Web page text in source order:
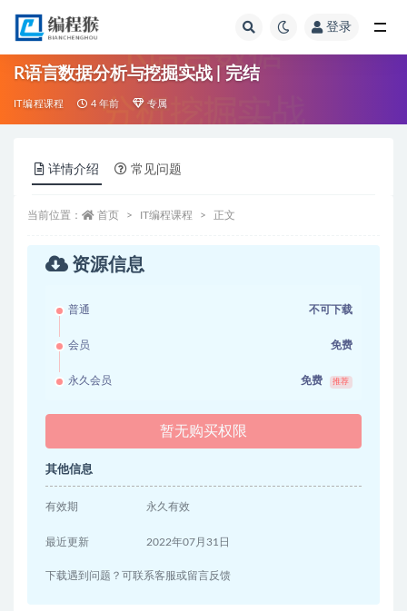
登录
R语言数据分析与挖掘实战 | 完结
IT编程课程 4 年前 专属
详情介绍 常见问题
当前位置： 首页 IT编程课程 正文
资源信息
普通 不可下载
会员 免费
永久会员 免费 推荐
暂无购买权限
其他信息
有效期 永久有效
最近更新 2022年07月31日
下载遇到问题？可联系客服或留言反馈